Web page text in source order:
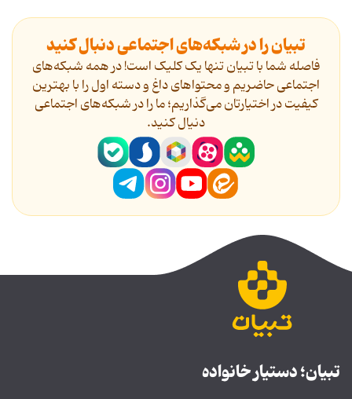
تبیان را در شبکه‌های اجتماعی دنبال کنید
فاصله شما با تبیان تنها یک کلیک است! در همه شبکه‌های
اجتماعی حاضریم و محتواهای داغ و دسته اول را با بهترین
کیفیت در اختیارتان می‌گذاریم؛ ما را در شبکه‌های اجتماعی
دنیال کنید.
تبیان؛ دستیار خانواده